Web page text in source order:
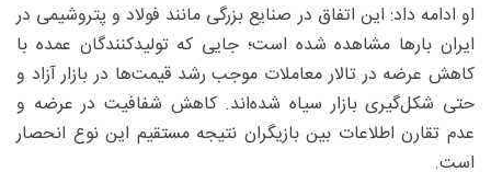
او ادامه داد: این اتفاق در صنایع بزرگی مانند فولاد و پتروشیمی در
ایران بارها مشاهده شده است؛ جایی که تولیدکنندگان عمده با
کاهش عرضه در تالار معاملات موجب رشد قیمت‌ها در بازار آزاد و
حتی شکل‌گیری بازار سیاه شده‌اند. کاهش شفافیت در عرضه و
عدم تقارن اطلاعات بین بازیگران نتیجه مستقیم این نوع انحصار
است.